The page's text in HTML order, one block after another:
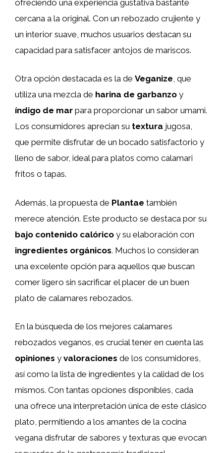
ofreciendo una experiencia gustativa bastante
cercana a la original. Con un rebozado crujiente y
un interior suave, muchos usuarios destacan su
capacidad para satisfacer antojos de mariscos.
Otra opción destacada es la de Veganize, que
utiliza una mezcla de harina de garbanzo y
índigo de mar para proporcionar un sabor umami.
Los consumidores aprecian su textura jugosa,
que permite disfrutar de un bocado satisfactorio y
lleno de sabor, ideal para platos como calamari
fritos o tapas.
Además, la propuesta de Plantae también
merece atención. Este producto se destaca por su
bajo contenido calórico y su elaboración con
ingredientes orgánicos. Muchos lo consideran
una excelente opción para aquellos que buscan
comer ligero sin sacrificar el placer de un buen
plato de calamares rebozados.
En la búsqueda de los mejores calamares
rebozados veganos, es crucial tener en cuenta las
opiniones y valoraciones de los consumidores,
así como la lista de ingredientes y la calidad de los
mismos. Con tantas opciones disponibles, cada
una ofrece una interpretación única de este clásico
plato, permitiendo a los amantes de la cocina
vegana disfrutar de sabores y texturas que evocan